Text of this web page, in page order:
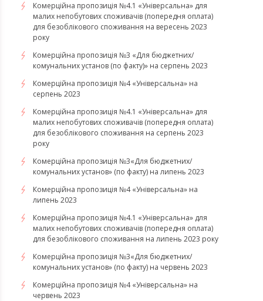
Комерційна пропозиція №4.1 «Універсальна» для
малих непобутових споживачів (попередня оплата)
для безоблікового споживання на вересень 2023
року
Комерційна пропозиція №3 «Для бюджетних/
комунальних установ (по факту)» на серпень 2023
Комерційна пропозиція №4 «Універсальна» на
серпень 2023
Комерційна пропозиція №4.1 «Універсальна» для
малих непобутових споживачів (попередня оплата)
для безоблікового споживання на серпень 2023
року
​​​​​​​Комерційна пропозиція №3«Для бюджетних/
комунальних установ» (по факту) на липень 2023
Комерційна пропозиція №4 «Універсальна» на
липень 2023
Комерційна пропозиція №4.1 «Універсальна» для
малих непобутових споживачів (попередня оплата)
для безоблікового споживання на липень 2023 року
Комерційна пропозиція №3«Для бюджетних/
комунальних установ» (по факту) на червень 2023
Комерційна пропозиція №4 «Універсальна» на
червень 2023